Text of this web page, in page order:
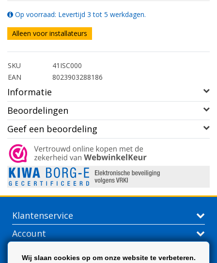
Op voorraad: Levertijd 3 tot 5 werkdagen.
Alleen voor installateurs
SKU
41ISC000
EAN
8023903288186
Informatie
Beoordelingen
Geef een beoordeling
Klantenservice
Account
Wij slaan cookies op om onze website te verbeteren.